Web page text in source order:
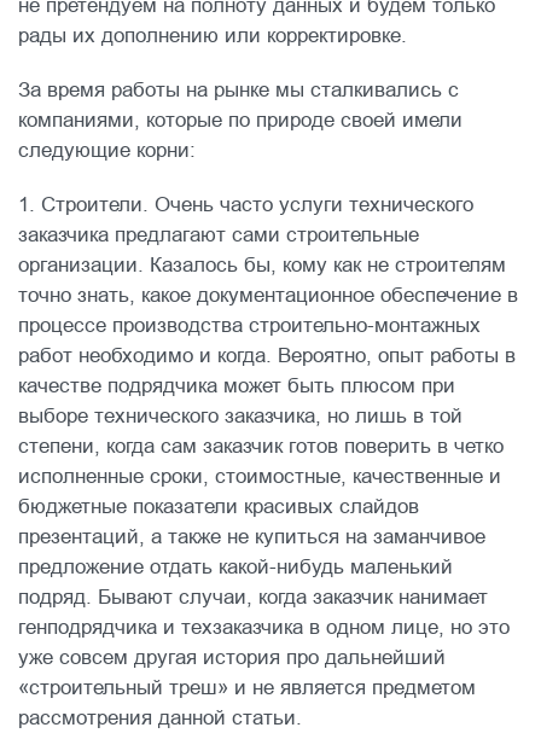
не претендуем на полноту данных и будем только
рады их дополнению или корректировке.
За время работы на рынке мы сталкивались с
компаниями, которые по природе своей имели
следующие корни:
1. Строители. Очень часто услуги технического
заказчика предлагают сами строительные
организации. Казалось бы, кому как не строителям
точно знать, какое документационное обеспечение в
процессе производства строительно-монтажных
работ необходимо и когда. Вероятно, опыт работы в
качестве подрядчика может быть плюсом при
выборе технического заказчика, но лишь в той
степени, когда сам заказчик готов поверить в четко
исполненные сроки, стоимостные, качественные и
бюджетные показатели красивых слайдов
презентаций, а также не купиться на заманчивое
предложение отдать какой-нибудь маленький
подряд. Бывают случаи, когда заказчик нанимает
генподрядчика и техзаказчика в одном лице, но это
уже совсем другая история про дальнейший
«строительный треш» и не является предметом
рассмотрения данной статьи.